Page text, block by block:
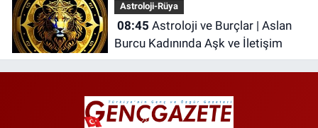
Astroloji-Rüya
08:45
Burcu Kadınında Aşk ve İletişim